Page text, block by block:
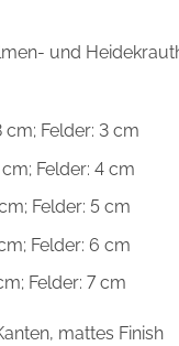
und
Felder: 3 cm
Felder: 4 cm
Felder: 5 cm
Felder: 6 cm
Felder: 7 cm
mattes Finish